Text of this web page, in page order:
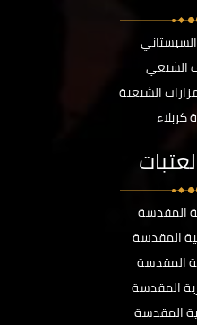
الشيعي
الشيعية
كربلاء
المقدسة
المقدسة
المقدسة
المقدسة
المقدسة